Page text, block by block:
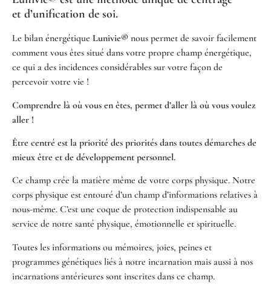
et d’unification de soi.
Le bilan énergétique Lunivie® nous permet de savoir facilement
comment vous êtes situé dans votre propre champ énergétique,
ce qui a des incidences considérables sur votre façon de
percevoir votre vie !
Comprendre là où vous en êtes, permet d’aller là où vous voulez
aller !
Être centré est la priorité des priorités dans toutes démarches de
mieux être et de développement personnel.
Ce champ crée la matière même de votre corps physique. Notre
corps physique est entouré d’un champ d’informations relatives à
nous-même. C’est une coque de protection indispensable au
service de notre santé physique, émotionnelle et spirituelle.
Toutes les informations ou mémoires, joies, peines et
programmes génétiques liés à notre incarnation mais aussi à nos
incarnations antérieures sont inscrites dans ce champ.